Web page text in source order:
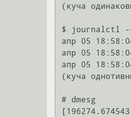
(куча
$ journalctl
апр 05
апр 05
апр 05
(куча
# dmesg